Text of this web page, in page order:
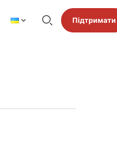
Підтримати